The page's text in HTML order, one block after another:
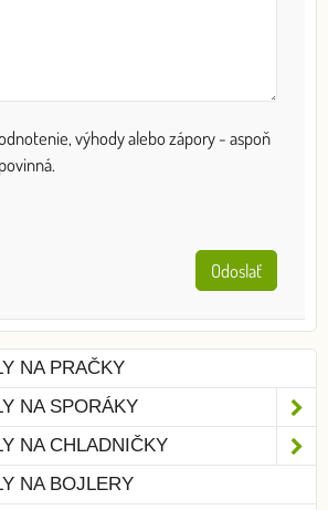
výhody alebo zápory - aspoň
Odoslať
NA PRAČKY
NA SPORÁKY
NA CHLADNIČKY
NA BOJLERY